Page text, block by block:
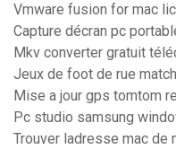
Vmware fusion for mac
Capture décran pc
Mkv converter gratuit
Jeux de foot de rue
Mise a jour gps tomtom
Pc studio samsung
Trouver ladresse mac de